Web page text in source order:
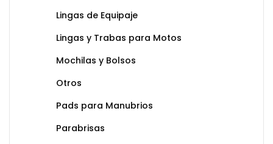
Lingas de Equipaje
Lingas y Trabas para Motos
Mochilas y Bolsos
Otros
Pads para Manubrios
Parabrisas